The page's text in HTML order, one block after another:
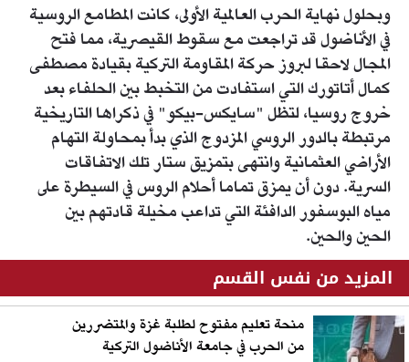
وبحلول نهاية الحرب العالمية الأولى، كانت المطامع الروسية
في الأناضول قد تراجعت مع سقوط القيصرية، مما فتح
المجال لاحقا لبروز حركة المقاومة التركية بقيادة مصطفى
كمال أتاتورك التي استفادت من التخبط بين الحلفاء بعد
خروج روسيا، لتظل "سايكس-بيكو" في ذكراها التاريخية
مرتبطة بالدور الروسي المزدوج الذي بدأ بمحاولة التهام
الأراضي العثمانية وانتهى بتمزيق ستار تلك الاتفاقات
السرية. دون أن يمزق تماما أحلام الروس في السيطرة على
مياه البوسفور الدافئة التي تداعب مخيلة قادتهم بين
الحين والحين.
المزيد من نفس القسم
منحة تعليم مفتوح لطلبة غزة والمتضررين
من الحرب في جامعة الأناضول التركية